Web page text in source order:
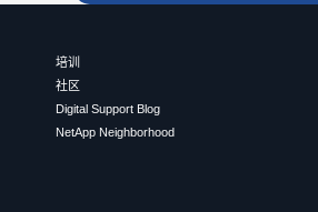
培训
社区
Digital Support Blog
NetApp Neighborhood